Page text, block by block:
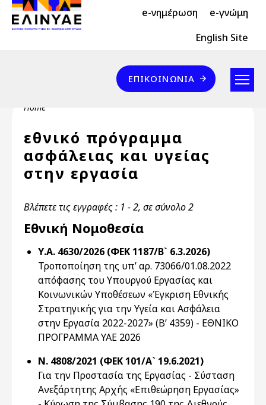
Skip to main content
Header Top 2 e-νημέρωση e-γνώμη
Header Top English Site
Επικοινωνία
ΕΠΙΚΟΙΝΩΝΊΑ
Breadcrumb
Home
εθνικό πρόγραμμα
ασφάλειας και υγείας
στην εργασία
Βλέπετε τις εγγραφές : 1 - 2, σε σύνολο 2
Εθνική Νομοθεσία
Υ.Α. 4630/2026 (ΦΕΚ 1187/Β` 6.3.2026)
Τροποποίηση της υπ’ αρ. 73066/01.08.2022
απόφασης του Υπουργού Εργασίας και
Κοινωνικών Υποθέσεων «Έγκριση Εθνικής
Στρατηγικής για την Υγεία και Ασφάλεια
στην Εργασία 2022-2027» (Β’ 4359) - ΕΘΝΙΚΟ
ΠΡΟΓΡΑΜΜΑ ΥΑΕ 2026
Ν. 4808/2021 (ΦΕΚ 101/Α` 19.6.2021)
Για την Προστασία της Εργασίας - Σύσταση
Ανεξάρτητης Αρχής «Επιθεώρηση Εργασίας»